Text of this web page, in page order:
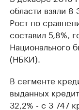
области взяли 8
Рост по
составил 5,8%,
Национального
(НБКИ).
В сегменте
выданных
32,2% - с 3 747